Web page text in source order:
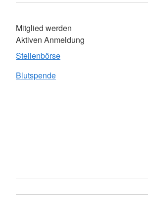
Mitglied werden
Aktiven Anmeldung
Stellenbörse
Blutspende